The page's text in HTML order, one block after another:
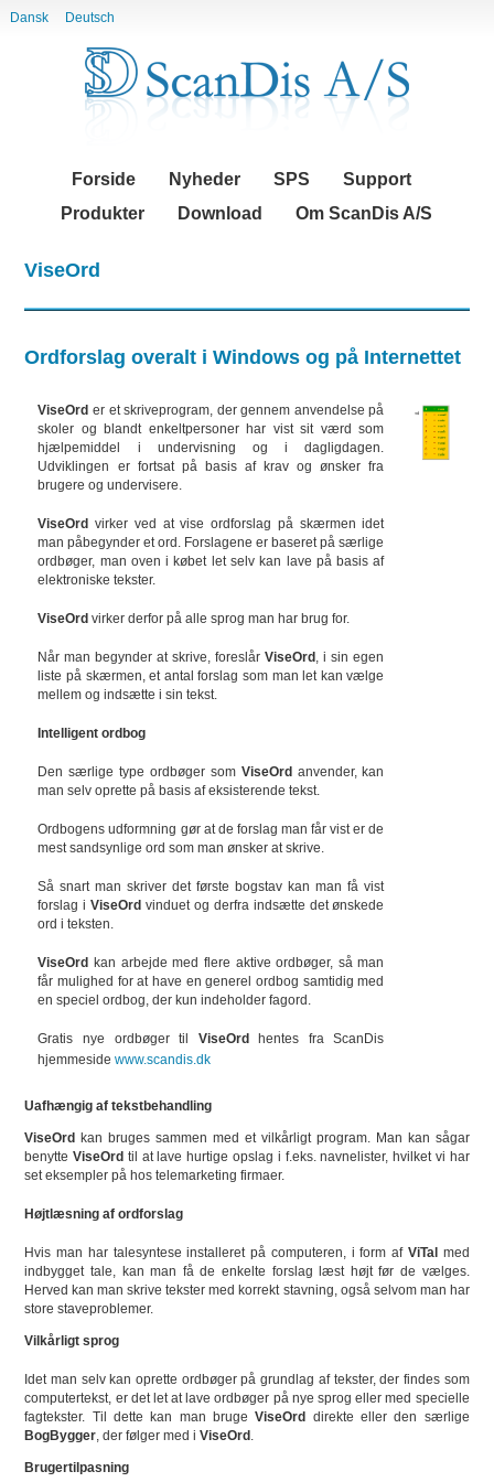
Dansk Deutsch
Navigation
Forside Nyheder SPS
Support
Produkter
Download Om ScanDis A/S
ViseOrd
Ordforslag overalt i Windows og på Internettet
ViseOrd er et skriveprogram, der gennem anvendelse på
skoler og blandt enkeltpersoner har vist sit værd som
hjælpemiddel i undervisning og i dagligdagen.
Udviklingen er fortsat på basis af krav og ønsker fra
brugere og undervisere.
ViseOrd virker ved at vise ordforslag på skærmen idet
man påbegynder et ord. Forslagene er baseret på særlige
ordbøger, man oven i købet let selv kan lave på basis af
elektroniske tekster.
ViseOrd virker derfor på alle sprog man har brug for.
Når man begynder at skrive, foreslårViseOrd , i sin egen
liste på skærmen, et antal forslag som man let kan vælge
mellem og indsætte i sin tekst.
Intelligent ordbog
Den særlige type ordbøger som ViseOrdanvender, kan
man selv oprette på basis af eksisterende tekst.
Ordbogens udformning gør at de forslag man får vist er de
mest sandsynlige ord som man ønsker at skrive.
Så snart man skriver det første bogstav kan man få vist
forslag iViseOrd vinduet og derfra indsætte det ønskede
ord i teksten.
ViseOrd kan arbejde med flere aktive ordbøger, så man
får mulighed for at have en generel ordbog samtidig med
en speciel ordbog, der kun indeholder fagord.
Gratis nye ordbøger til ViseOrdhentes fra ScanDis
hjemmesidewww.scandis.dk
Uafhængig af tekstbehandling
ViseOrd kan bruges sammen med et vilkårligt program. Man kan sågar
benytteViseOrd til at lave hurtige opslag i f.eks. navnelister, hvilket vi har
set eksempler på hos telemarketing firmaer.
Højtlæsning af ordforslag
Hvis man har talesyntese installeret på computeren, i form af ViTalmed
indbygget tale, kan man få de enkelte forslag læst højt før de vælges.
Herved kan man skrive tekster med korrekt stavning, også selvom man har
store staveproblemer.
Vilkårligt sprog
Idet man selv kan oprette ordbøger på grundlag af tekster, der findes som
computertekst, er det let at lave ordbøger på nye sprog eller med specielle
fagtekster. Til dette kan man brugeViseOrd direkte eller den særlige
BogBygger , der følger med iViseOrd
Brugertilpasning